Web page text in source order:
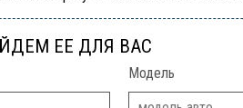
ЕЕ ДЛЯ ВАС
Модель